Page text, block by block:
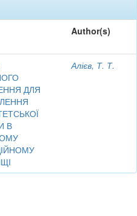
Author(s)
ДЛЯ
В
Алієв, Т. Т.